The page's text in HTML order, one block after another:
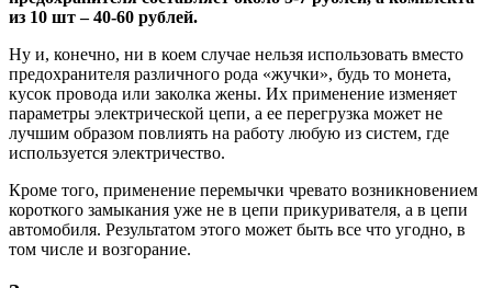
из 10 шт – 40-60 рублей.
Ну и, конечно, ни в коем случае нельзя использовать вместо
предохранителя различного рода «жучки», будь то монета,
кусок провода или заколка жены. Их применение изменяет
параметры электрической цепи, а ее перегрузка может не
лучшим образом повлиять на работу любую из систем, где
используется электричество.
Кроме того, применение перемычки чревато возникновением
короткого замыкания уже не в цепи прикуривателя, а в цепи
автомобиля. Результатом этого может быть все что угодно, в
том числе и возгорание.